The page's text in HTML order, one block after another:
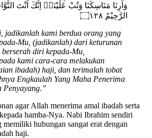
وَاَرِنَا مَنَاسِكَنَا وَتُبْ عَلَيْنَاۚ اِنَّكَ اَنْتَ
الرَّحِيْمُ ۝١٢٨
jadikanlah kami berdua orang yang
Mu, (jadikanlah) dari keturunan
diri kepada-Mu,
kami cara-cara melakukan
ibadah) haji, dan terimalah tobat
Engkaulah Yang Maha Penerima
Penyayang.”
agar Allah menerima amal ibadah serta
hamba-Nya. Nabi Ibrahim sendiri
memiliki hubungan sangat erat dengan
haji.